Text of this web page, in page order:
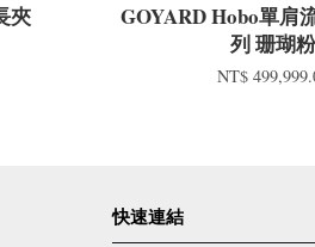
夾
GOYARD Hobo單肩
列 珊瑚粉
NT$
快速連結